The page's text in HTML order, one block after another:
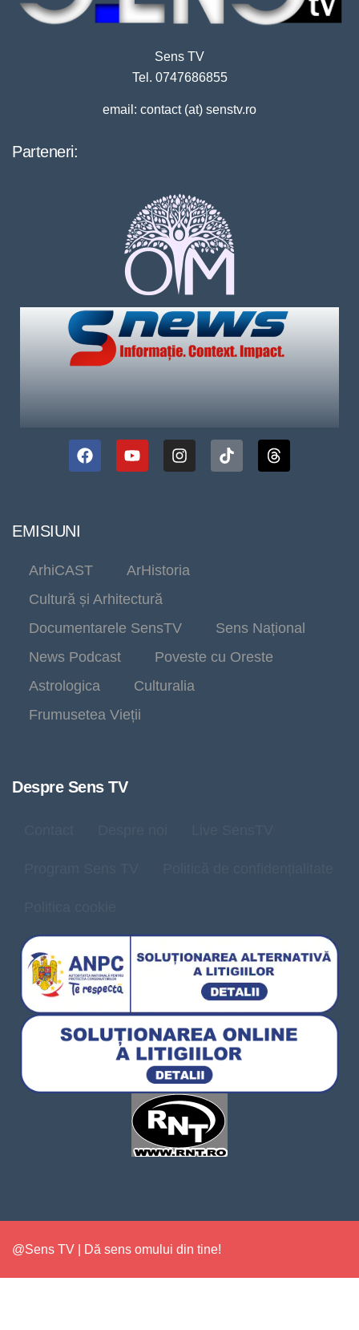
Sens TV
Tel. 0747686855
email: contact (at) senstv.ro
Parteneri:
EMISIUNI
ArhiCAST
ArHistoria
Cultură și Arhitectură
Documentarele SensTV
Sens Național
News Podcast
Poveste cu Oreste
Astrologica
Culturalia
Frumusetea Vieții
Despre Sens TV
@Sens TV | Dă sens omului din tine!